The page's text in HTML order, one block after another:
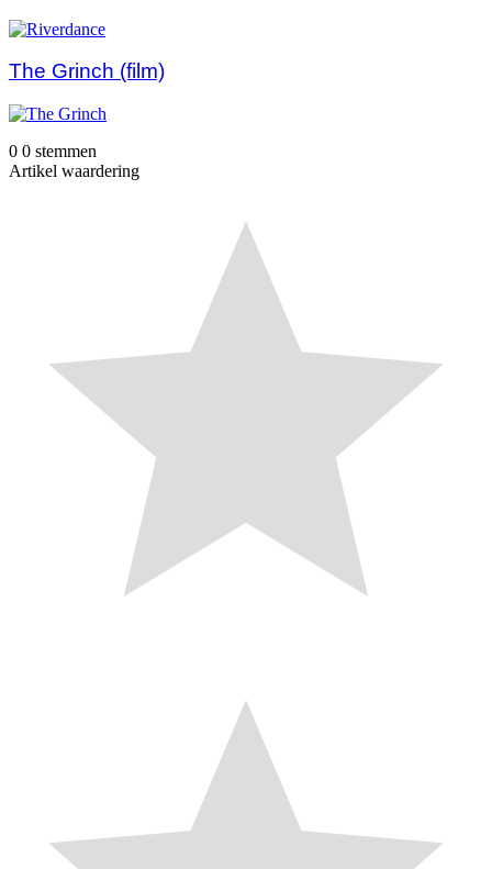
The Grinch (film)
0 0 stemmen
Artikel waardering